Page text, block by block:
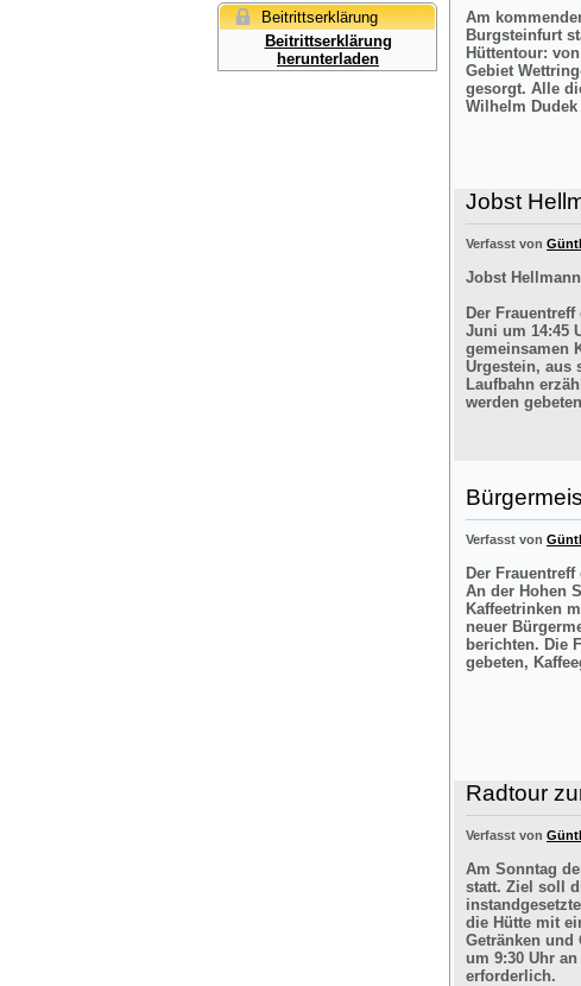
Beitrittserklärung
Beitrittserklärung
herunterladen
Am
Burgsteinfurt
Hüttentour:
Gebiet
gesorgt. Alle
Wilhelm
Jobst
Verfasst von
Jobst
Der
Juni um 14:45
gemeinsamen
Urgestein, aus
Laufbahn
werden
Verfasst von
Der
An der Hohen
Kaffeetrinken
neuer
berichten. Die
gebeten,
Radtour
Verfasst von
Am Sonntag
statt. Ziel soll
die Hütte mit
Getränken
um 9:30 Uhr
erforderlich.